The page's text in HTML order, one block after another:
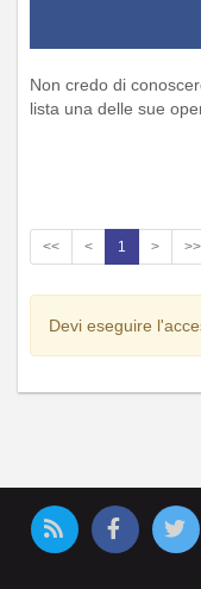
Non credo di
lista una delle sue
<< < 1 > >>
Devi eseguire